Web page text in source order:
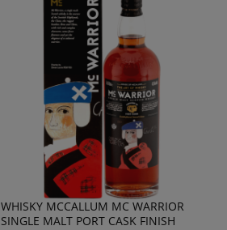
WHISKY MCCALLUM MC WARRIOR
SINGLE MALT PORT CASK FINISH